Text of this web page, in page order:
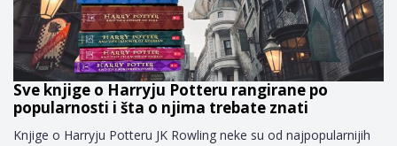
Sve knjige o Harryju Potteru rangirane po
popularnosti i šta o njima trebate znati
Knjige o Harryju Potteru JK Rowling neke su od najpopularnijih